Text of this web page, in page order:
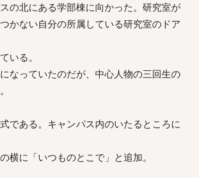
の北にある学部棟に向かった。研究室が
かない自分の所属している研究室のドア
いる。
なっていたのだが、中心人物の三回生の
である。キャンパス内のいたるところに
に「いつものとこで」と追加。